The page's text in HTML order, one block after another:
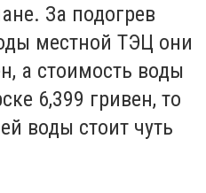
За подогрев
местной ТЭЦ они
а стоимость воды
6,399 гривен, то
воды стоит чуть